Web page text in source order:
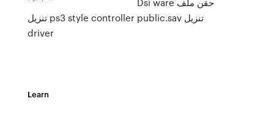
تنزيل ps3 style controller
driver
public.sav تنزيل
Learn